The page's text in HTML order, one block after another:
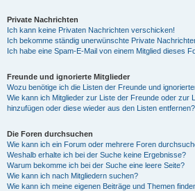
Private Nachrichten
Ich kann keine Privaten Nachrichten verschicken!
Ich bekomme ständig unerwünschte Private
Ich habe eine Spam-E-Mail von einem Mitglied dieses
Freunde und ignorierte Mitglieder
Wozu benötige ich die Listen der Freunde und
Wie kann ich Mitglieder zur Liste der Freunde oder zur
hinzufügen oder diese wieder aus den Listen entfernen?
Die Foren durchsuchen
Wie kann ich ein Forum oder mehrere Foren
Weshalb erhalte ich bei der Suche keine Ergebnisse?
Warum bekomme ich bei der Suche eine leere Seite?
Wie kann ich nach Mitgliedern suchen?
Wie kann ich meine eigenen Beiträge und Themen